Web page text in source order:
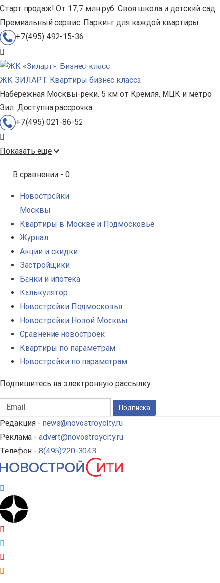
Старт продаж! От 17,7 млн.руб. Своя школа и детский сад.
Премиальный сервис. Паркинг для каждой квартиры
+7(495) 492-15-36
ЖК ЗИЛАРТ. Квартиры бизнес класса
Набережная Москвы-реки. 5 км от Кремля. МЦК и метро
Зил. Доступна рассрочка.
+7(495) 021-86-52
Показать ещё
В сравнении - 0
Новостройки
Москвы
Квартиры в Москве и Подмосковье
Журнал
Акции и скидки
Застройщики
Банки и ипотека
Калькулятор
Новостройки Подмосковья
Новостройки Новой Москвы
Сравнение новостроек
Квартиры по параметрам
Новостройки по параметрам
Подпишитесь на электронную рассылку
Подписка
Редакция - news@novostroycity.ru
Реклама - advert@novostroycity.ru
Телефон - 8(495)220-3043